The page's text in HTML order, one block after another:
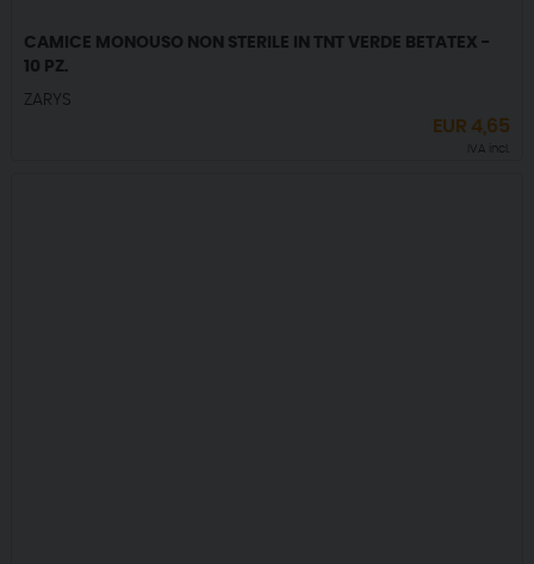
CAMICE MONOUSO NON STERILE IN TNT VERDE BETATEX -
10 PZ.
ZARYS
EUR 4,65
IVA incl.